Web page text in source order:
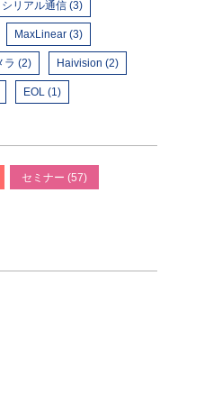
シリアル通信 (3)
MaxLinear (3)
ラ (2) Haivision (2)
EOL (1)
セミナー (57)